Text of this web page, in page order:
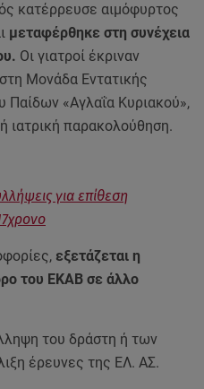
κατέρρευσε αιμόφυρτος
μεταφέρθηκε στη συνέχεια
Οι γιατροί έκριναν
Μονάδα Εντατικής
Παίδων «Αγλαΐα Κυριακού»,
ιατρική παρακολούθηση.
για επίθεση
εξετάζεται η
του ΕΚΑΒ σε άλλο
του δράστη ή των
έρευνες της ΕΛ. ΑΣ.